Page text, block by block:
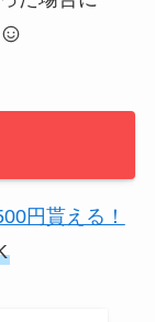
円貰える！